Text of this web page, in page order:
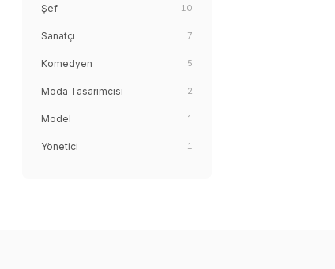
Şef 10
Sanatçı 7
Komedyen 5
Moda Tasarımcısı 2
Model 1
Yönetici 1